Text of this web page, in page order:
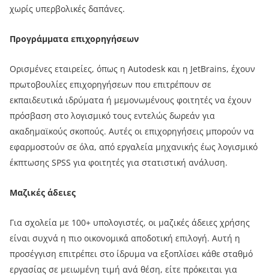
χωρίς υπερβολικές δαπάνες.
Προγράμματα επιχορηγήσεων
Ορισμένες εταιρείες, όπως η Autodesk και η JetBrains, έχουν
πρωτοβουλίες επιχορηγήσεων που επιτρέπουν σε
εκπαιδευτικά ιδρύματα ή μεμονωμένους φοιτητές να έχουν
πρόσβαση στο λογισμικό τους εντελώς δωρεάν για
ακαδημαϊκούς σκοπούς. Αυτές οι επιχορηγήσεις μπορούν να
εφαρμοστούν σε όλα, από εργαλεία μηχανικής έως λογισμικό
έκπτωσης SPSS για φοιτητές για στατιστική ανάλυση.
Μαζικές άδειες
Για σχολεία με 100+ υπολογιστές, οι μαζικές άδειες χρήσης
είναι συχνά η πιο οικονομικά αποδοτική επιλογή. Αυτή η
προσέγγιση επιτρέπει στο ίδρυμα να εξοπλίσει κάθε σταθμό
εργασίας σε μειωμένη τιμή ανά θέση, είτε πρόκειται για